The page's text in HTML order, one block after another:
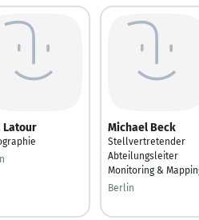
Latour Michael Beck
Stellvertretender
Abteilungsleiter
Monitoring &
Berlin